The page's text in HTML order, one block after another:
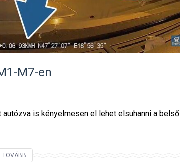
á
g
o
n
d
M7-en
is kényelmesen el lehet elsuhanni a belső
TOVÁBB